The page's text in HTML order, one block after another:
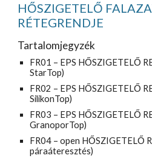
HŐSZIGETELŐ
RÉTEGRENDJE
Tartalomjegyzék
FR01 – EPS HŐSZIGETELŐ
StarTop)
FR02 – EPS HŐSZIGETELŐ
SilikonTop)
FR03 – EPS HŐSZIGETELŐ
GranoporTop)
FR04 – open HŐSZIGETELŐ
páraáteresztés)